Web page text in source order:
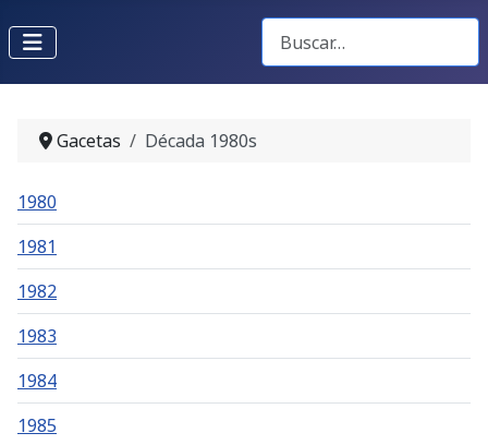
Buscar Gacetas
Gacetas Década 1980s
1980
1981
1982
1983
1984
1985